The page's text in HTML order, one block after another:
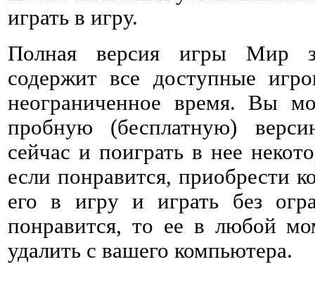
играть в игру.
Полная версия игры Мир
содержит все доступные
неограниченное время. Вы
пробную (бесплатную)
сейчас и поиграть в нее
если понравится, приобрести
его в игру и играть без
понравится, то ее в любой
удалить с вашего компьютера.